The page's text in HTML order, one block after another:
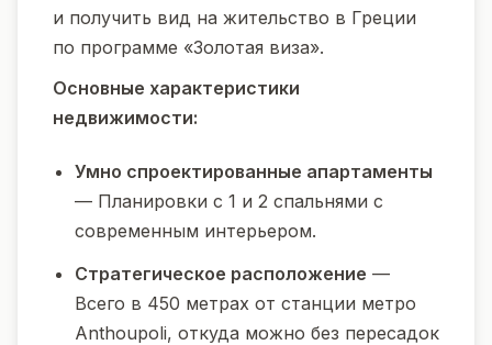
и получить вид на жительство в Греции
по программе «Золотая виза».
Основные характеристики
недвижимости:
Умно спроектированные апартаменты
— Планировки с 1 и 2 спальнями с
современным интерьером.
Стратегическое расположение —
Всего в 450 метрах от станции метро
Anthoupoli, откуда можно без пересадок